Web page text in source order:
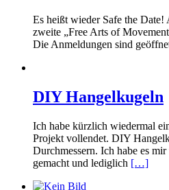
Es heißt wieder Safe the
zweite „Free Arts of
Die Anmeldungen sind
DIY Hangelkugeln
Ich habe kürzlich wiedermal
Projekt vollendet. DIY
Durchmessern. Ich habe es
gemacht und lediglich […]